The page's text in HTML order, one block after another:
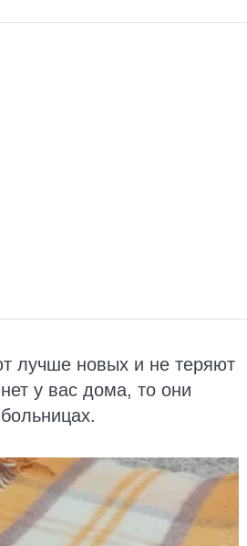
лучше новых и не теряют
у вас дома, то они